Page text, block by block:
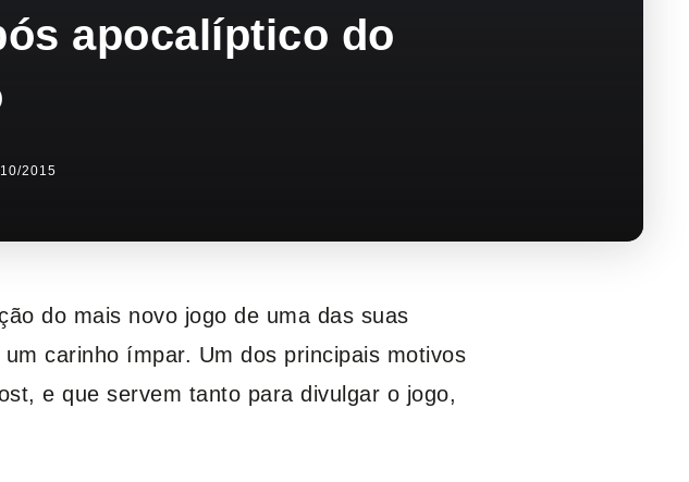
apocalíptico do
2015
do mais novo jogo de uma das suas
carinho ímpar. Um dos principais motivos
e que servem tanto para divulgar o jogo,